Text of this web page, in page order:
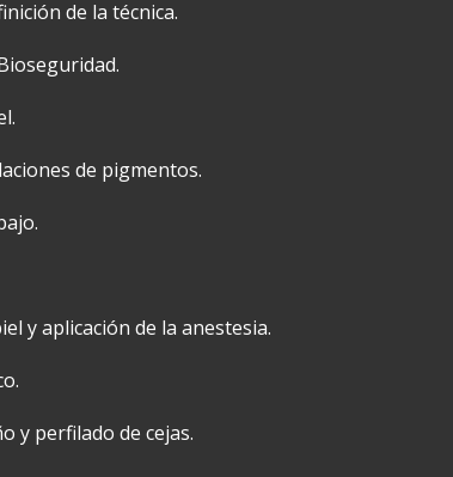
de la técnica.
de pigmentos.
y aplicación de la anestesia.
y perfilado de cejas.